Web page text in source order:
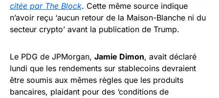
citée par The Block. Cette même source indique
n’avoir reçu ‘aucun retour de la Maison-Blanche ni du
secteur crypto’ avant la publication de Trump.
Le PDG de JPMorgan, Jamie Dimon, avait déclaré
lundi que les rendements sur stablecoins devraient
être soumis aux mêmes règles que les produits
bancaires, plaidant pour des ‘conditions de